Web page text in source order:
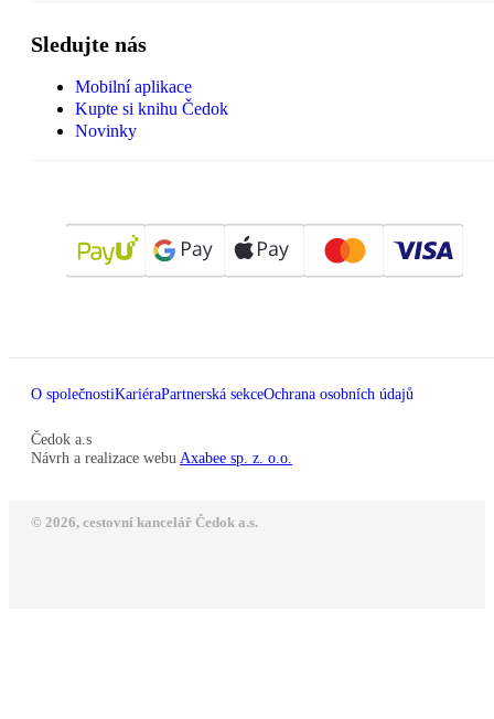
Sledujte nás
Mobilní aplikace
Kupte si knihu Čedok
Novinky
O společnostiKariéraPartnerská sekceOchrana osobních údajů
Čedok a.s
Návrh a realizace webu Axabee sp. z. o.o.
© 2026, cestovní kancelář Čedok a.s.